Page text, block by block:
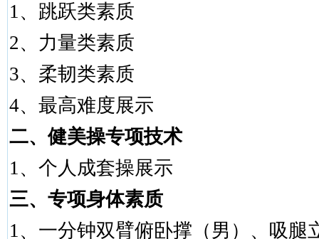
1、跳跃类素质
2、力量类素质
3、柔韧类素质
4、最高难度展示
二、健美操专项技术
1、个人成套操展示
三、专项身体素质
1、一分钟双臂俯卧撑（男）、吸腿